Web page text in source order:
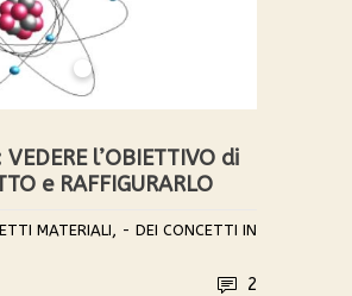
VEDERE l’OBIETTIVO di
e RAFFIGURARLO
MATERIALI, - DEI CONCETTI IN
2